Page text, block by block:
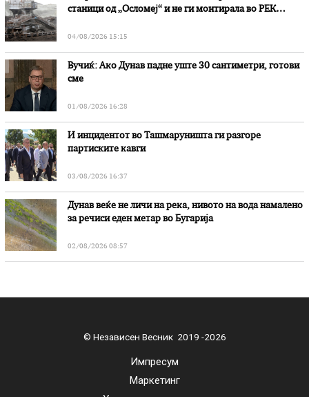
станици од „Осломеј“ и не ги монтирала во РЕК
04/08/2026 15:15
Вучиќ: Ако Дунав падне уште 30 сантиметри, готови
сме
01/08/2026 16:28
И инцидентот во Ташмаруништa ги разгоре
партиските кавги
03/08/2026 16:37
Дунав веќе не личи на река, нивото на вода намалено
за речиси еден метар во Бугарија
02/08/2026 08:57
© Независен Весник 2019 -2026
Импресум
Маркетинг